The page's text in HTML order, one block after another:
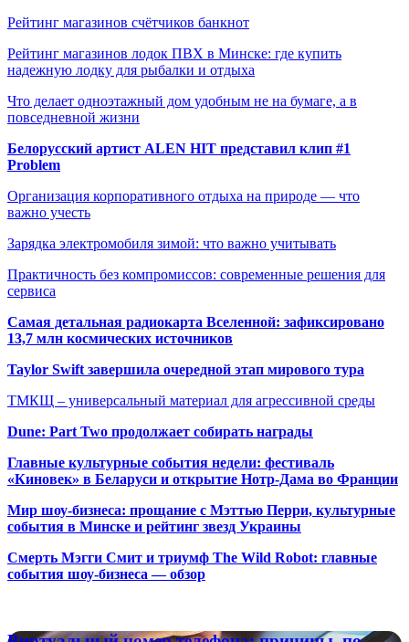
Рейтинг магазинов счётчиков банкнот
Рейтинг магазинов лодок ПВХ в Минске: где купить
надежную лодку для рыбалки и отдыха
Что делает одноэтажный дом удобным не на бумаге, а в
повседневной жизни
Белорусский артист ALEN HIT представил клип #1
Problem
Организация корпоративного отдыха на природе — что
важно учесть
Зарядка электромобиля зимой: что важно учитывать
Практичность без компромиссов: современные решения для
сервиса
Самая детальная радиокарта Вселенной: зафиксировано
13,7 млн космических источников
Taylor Swift завершила очередной этап мирового тура
ТМКЩ – универсальный материал для агрессивной среды
Dune: Part Two продолжает собирать награды
Главные культурные события недели: фестиваль
«Киновек» в Беларуси и открытие Нотр-Дама во Франции
Мир шоу-бизнеса: прощание с Мэттью Перри, культурные
события в Минске и рейтинг звезд Украины
Смерть Мэгги Смит и триумф The Wild Robot: главные
события шоу-бизнеса — обзор
Виртуальный